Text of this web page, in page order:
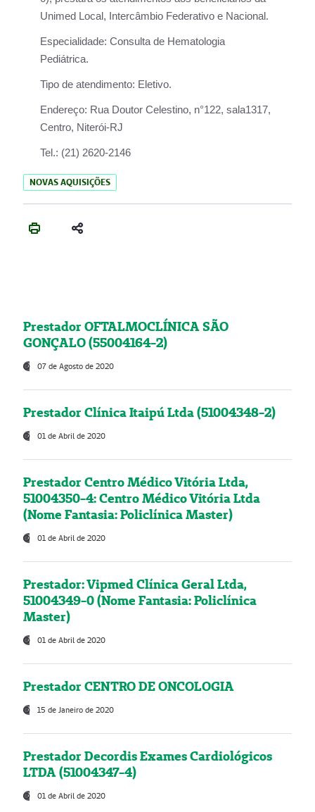
Unimed Local, Intercâmbio Federativo e Nacional.
Especialidade: Consulta de Hematologia
Pediátrica.
Tipo de atendimento: Eletivo.
Endereço: Rua Doutor Celestino, n°122, sala1317,
Centro, Niterói-RJ
Tel.: (21) 2620-2146
NOVAS AQUISIÇÕES
Prestador OFTALMOCLÍNICA SÃO
GONÇALO (55004164-2)
07 de Agosto de 2020
Prestador Clínica Itaipú Ltda (51004348-2)
01 de Abril de 2020
Prestador Centro Médico Vitória Ltda,
51004350-4: Centro Médico Vitória Ltda
(Nome Fantasia: Policlínica Master)
01 de Abril de 2020
Prestador: Vipmed Clínica Geral Ltda,
51004349-0 (Nome Fantasia: Policlínica
Master)
01 de Abril de 2020
Prestador CENTRO DE ONCOLOGIA
15 de Janeiro de 2020
Prestador Decordis Exames Cardiológicos
LTDA (51004347-4)
01 de Abril de 2020